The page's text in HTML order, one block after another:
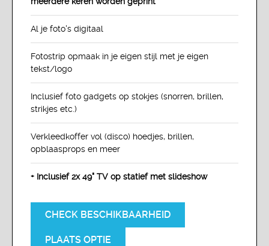
Al je foto's digitaal
Fotostrip opmaak in je eigen stijl met je eigen
tekst/logo
Inclusief foto gadgets op stokjes (snorren, brillen,
strikjes etc.)
Verkleedkoffer vol (disco) hoedjes, brillen,
opblaasprops en meer
+ Inclusief 2x 49" TV op statief met slideshow
CHECK BESCHIKBAARHEID
PLAATS OPTIE